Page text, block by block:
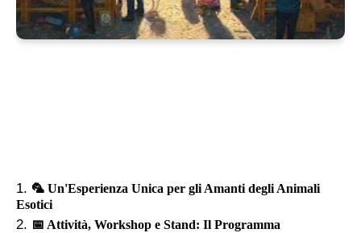
🦜 Un'Esperienza Unica per gli Amanti degli Animali
Esotici
📅 Attività, Workshop e Stand: Il Programma